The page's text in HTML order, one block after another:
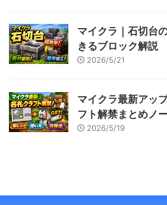
マイクラ｜石切台
きるブロック解説
2026/5/21
マイクラ最新アッ
フト解禁まとめノ
2026/5/19